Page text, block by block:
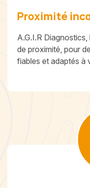
Proximité
A.G.I.R
de proximité, pour
fiables et adaptés à